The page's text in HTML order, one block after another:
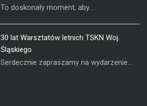
To doskonały moment, aby...
30 lat Warsztatów letnich TSKN Woj.
Śląskiego
Serdecznie zapraszamy na wydarzenie...